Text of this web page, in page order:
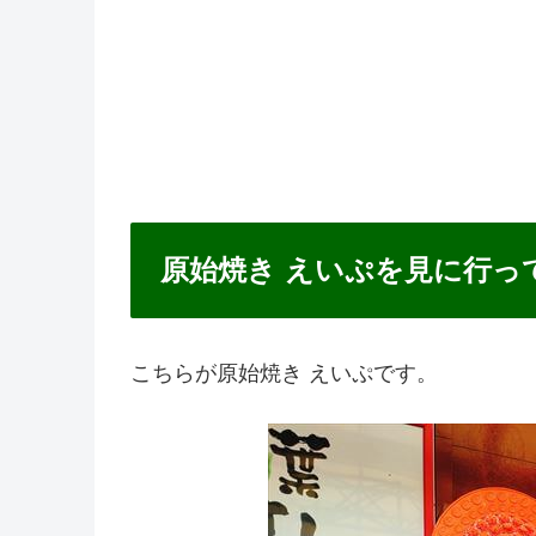
原始焼き えいぷを見に行っ
こちらが原始焼き えいぷです。